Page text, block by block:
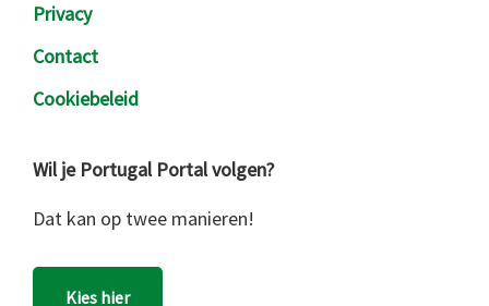
Privacy
Contact
Cookiebeleid
Wil je Portugal Portal volgen?
Dat kan op twee manieren!
Kies hier